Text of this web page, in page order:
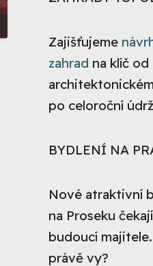
Zajišťujeme
zahrad na klíč od
po celoroční
BYDLENÍ NA
Nové atraktivní
na Proseku
budoucí
právě vy?